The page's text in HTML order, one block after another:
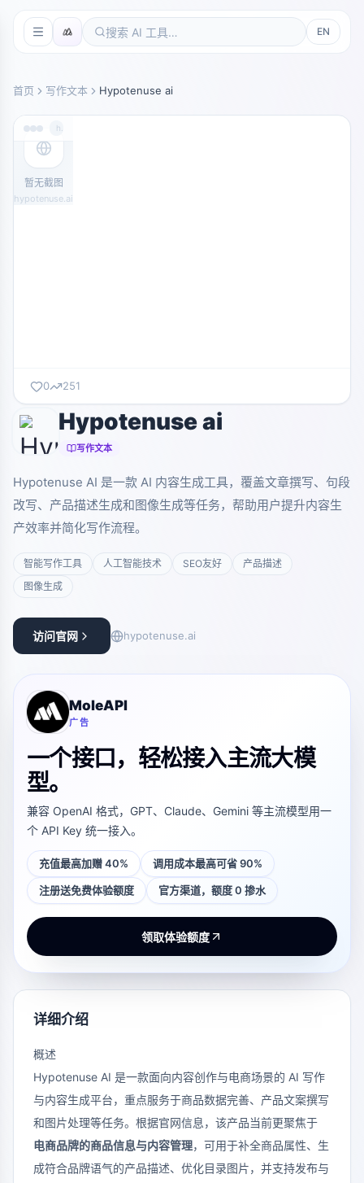
EN
首页 写作文本 Hypotenuse ai
暂无截图
hypotenuse.ai
0 251
Hypotenuse ai
写作文本
Hypotenuse AI 是一款 AI 内容生成工具，覆盖文章撰写、句段
改写、产品描述生成和图像生成等任务，帮助用户提升内容生
产效率并简化写作流程。
智能写作工具 人工智能技术 SEO友好
产品描述
图像生成
访问官网 hypotenuse.ai
MoleAPI
广告
一个接口，轻松接入主流大模
型。
兼容 OpenAI 格式，GPT、Claude、Gemini 等主流模型用一
个 API Key 统一接入。
充值最高加赠 40% 调用成本最高可省 90%
注册送免费体验额度 官方渠道，额度 0 掺水
领取体验额度
详细介绍
概述
Hypotenuse AI 是一款面向内容创作与电商场景的 AI 写作
与内容生成平台，重点服务于商品数据完善、产品文案撰写
和图片处理等任务。根据官网信息，该产品当前更聚焦于
电商品牌的商品信息与内容管理，可用于补全商品属性、生
成符合品牌语气的产品描述、优化目录图片，并支持发布与